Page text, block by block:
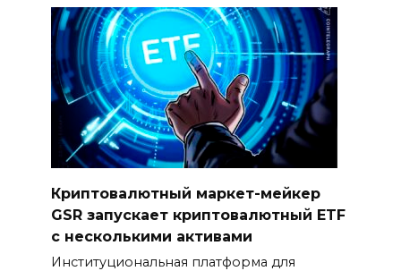
Криптовалютный маркет-мейкер
GSR запускает криптовалютный ETF
с несколькими активами
Институциональная платформа для